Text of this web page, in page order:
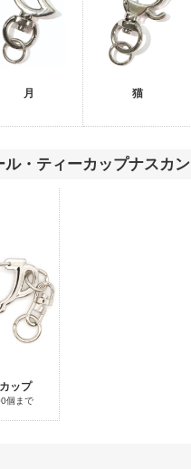
月 猫
ル・ティーカップナスカン
ップ
個まで